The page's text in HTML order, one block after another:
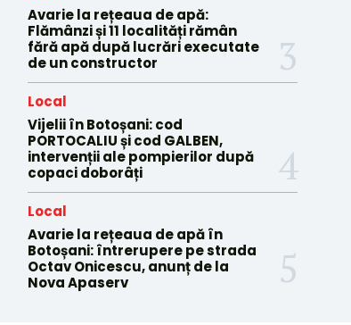
Avarie la rețeaua de apă:
Flămânzi și 11 localități rămân
fără apă după lucrări executate
de un constructor
Local
Vijelii în Botoșani: cod
PORTOCALIU și cod GALBEN,
intervenții ale pompierilor după
copaci doborâți
Local
Avarie la rețeaua de apă în
Botoșani: întrerupere pe strada
Octav Onicescu, anunț de la
Nova Apaserv